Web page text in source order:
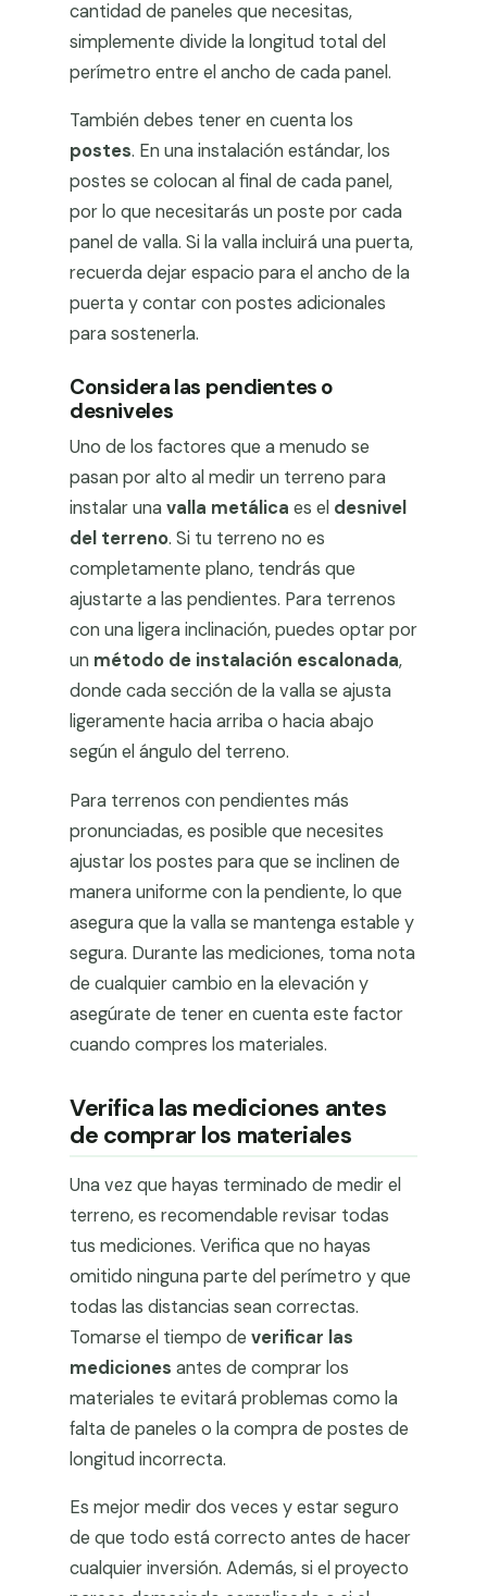
cantidad de paneles que necesitas,
simplemente divide la longitud total del
perímetro entre el ancho de cada panel.
También debes tener en cuenta los
postes. En una instalación estándar, los
postes se colocan al final de cada panel,
por lo que necesitarás un poste por cada
panel de valla. Si la valla incluirá una puerta,
recuerda dejar espacio para el ancho de la
puerta y contar con postes adicionales
para sostenerla.
Considera las pendientes o
desniveles
Uno de los factores que a menudo se
pasan por alto al medir un terreno para
instalar una valla metálica es el desnivel
del terreno. Si tu terreno no es
completamente plano, tendrás que
ajustarte a las pendientes. Para terrenos
con una ligera inclinación, puedes optar por
un método de instalación escalonada,
donde cada sección de la valla se ajusta
ligeramente hacia arriba o hacia abajo
según el ángulo del terreno.
Para terrenos con pendientes más
pronunciadas, es posible que necesites
ajustar los postes para que se inclinen de
manera uniforme con la pendiente, lo que
asegura que la valla se mantenga estable y
segura. Durante las mediciones, toma nota
de cualquier cambio en la elevación y
asegúrate de tener en cuenta este factor
cuando compres los materiales.
Verifica las mediciones antes
de comprar los materiales
Una vez que hayas terminado de medir el
terreno, es recomendable revisar todas
tus mediciones. Verifica que no hayas
omitido ninguna parte del perímetro y que
todas las distancias sean correctas.
Tomarse el tiempo de verificar las
mediciones antes de comprar los
materiales te evitará problemas como la
falta de paneles o la compra de postes de
longitud incorrecta.
Es mejor medir dos veces y estar seguro
de que todo está correcto antes de hacer
cualquier inversión. Además, si el proyecto